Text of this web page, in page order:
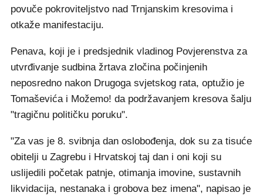
povuče pokroviteljstvo nad Trnjanskim kresovima i
otkaže manifestaciju.
Penava, koji je i predsjednik vladinog Povjerenstva za
utvrđivanje sudbina žrtava zločina počinjenih
neposredno nakon Drugoga svjetskog rata, optužio je
Tomaševića i Možemo! da podržavanjem kresova šalju
"tragičnu političku poruku".
"Za vas je 8. svibnja dan oslobođenja, dok su za tisuće
obitelji u Zagrebu i Hrvatskoj taj dan i oni koji su
uslijedili početak patnje, otimanja imovine, sustavnih
likvidacija, nestanaka i grobova bez imena", napisao je